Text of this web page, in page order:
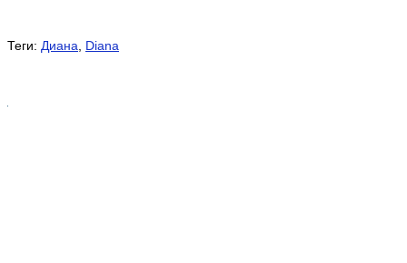
Теги: Диана, Diana